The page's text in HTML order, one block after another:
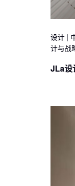
设计 |
计与战
JLa设